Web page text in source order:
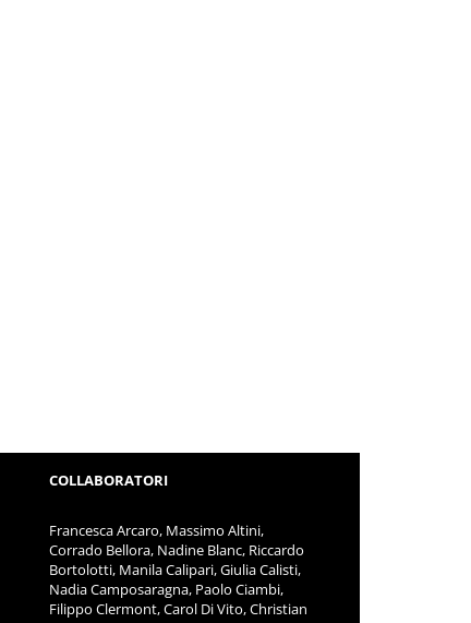
COLLABORATORI
Francesca Arcaro, Massimo Altini,
Corrado Bellora, Nadine Blanc, Riccardo
Bortolotti, Manila Calipari, Giulia Calisti,
Nadia Camposaragna, Paolo Ciambi,
Filippo Clermont, Carol Di Vito, Christian